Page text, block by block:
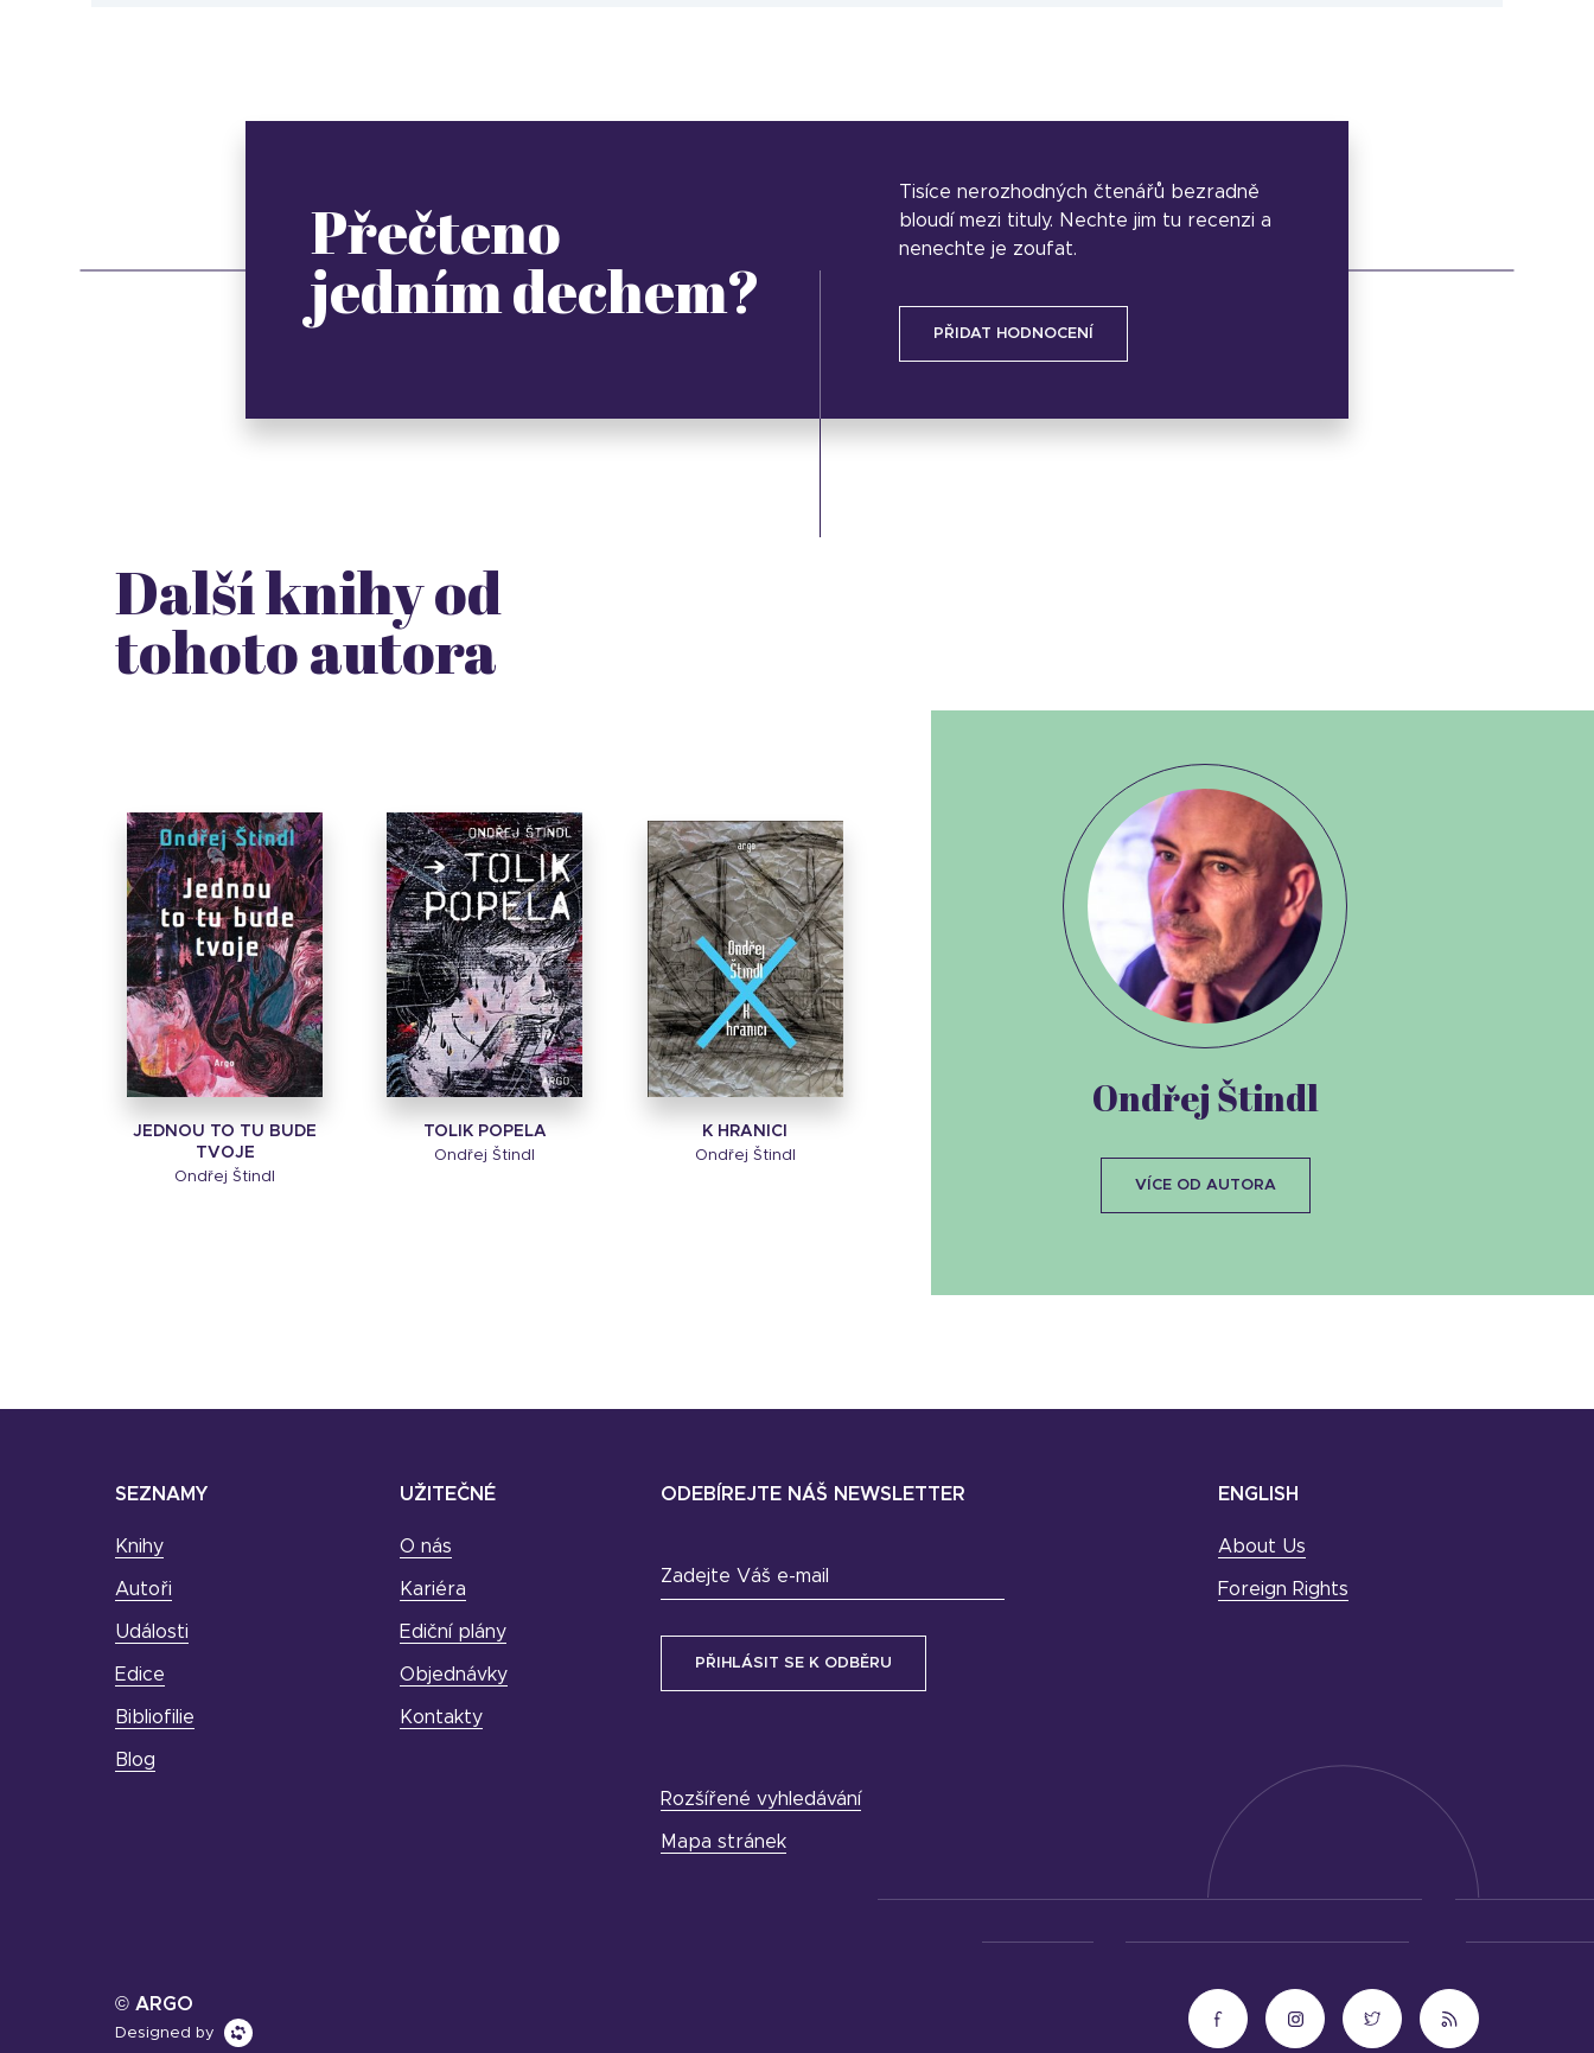
Přečteno
jedním dechem?
Tisíce nerozhodných čtenářů bezradně
bloudí mezi tituly. Nechte jim tu recenzi a
nenechte je zoufat.
PŘIDAT HODNOCENÍ
Další knihy od
tohoto autora
JEDNOU TO TU BUDE
TVOJE
Ondřej Štindl
TOLIK POPELA
Ondřej Štindl
K HRANICI
Ondřej Štindl
Ondřej Štindl
VÍCE OD AUTORA
SEZNAMY
Knihy
Autoři
Události
Edice
Bibliofilie
Blog
UŽITEČNÉ
O nás
Kariéra
Ediční plány
Objednávky
Kontakty
ODEBÍREJTE NÁŠ NEWSLETTER
Zadejte Váš e-mail
Rozšířené vyhledávání
Mapa stránek
ENGLISH
About Us
Foreign Rights
© ARGO
Designed by